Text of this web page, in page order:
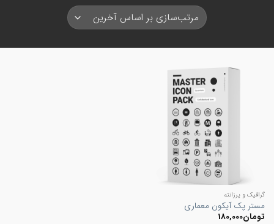
گرافیک و پرزانته
مستر پک آیکون معماری
تومان180,000